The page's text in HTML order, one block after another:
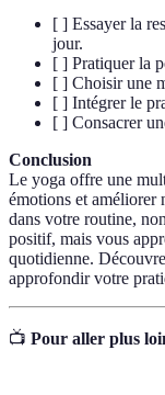
[ ] Essayer la
jour.
[ ] Pratiquer la
[ ] Choisir une
[ ] Intégrer le
[ ] Consacrer
Conclusion
Le yoga offre une
émotions et améliorer
dans votre routine,
positif, mais vous
quotidienne.
approfondir votre
📺 Pour aller plus